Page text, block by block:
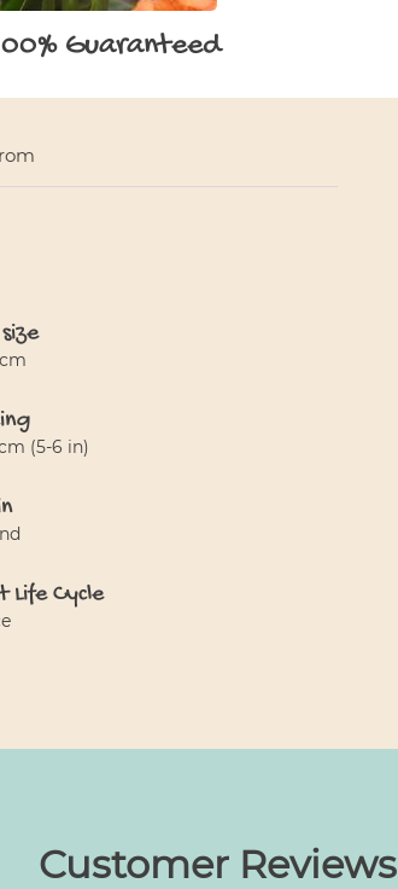
Guaranteed
cm (5-6 in)
Life Cycle
Customer Reviews